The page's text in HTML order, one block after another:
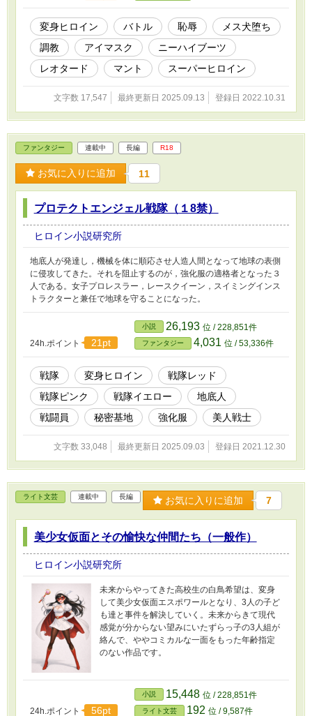
変身ヒロイン バトル 恥辱
メス犬堕ち
調教
アイマスク
ニーハイブーツ
レオタード
マント スーパーヒロイン
文字数 17,547 最終更新日 2025.09.13 登録日 2022.10.31
ファンタジー 連載中 長編 R18
お気に入りに追加 11
プロテクトエンジェル戦隊（１8禁）
ヒロイン小説研究所
地底人が発達し，機械を体に順応させ人造人間となって地球の表側
に侵攻してきた。それを阻止するのが，強化服の適格者となった３
人である。女子プロレスラー，レースクイーン，スイミングインス
トラクターと兼任で地球を守ることになった。
24h.ポイント 21pt
小説 26,193 位 / 228,851件
ファンタジー 4,031 位 / 53,336件
戦隊 変身ヒロイン
戦隊レッド
戦隊ピンク
戦隊イエロー
地底人
戦闘員
秘密基地 強化服 美人戦士
文字数 33,048 最終更新日 2025.09.03 登録日 2021.12.30
ライト文芸 連載中 長編 お気に入りに追加 7
美少女仮面とその愉快な仲間たち（一般作）
ヒロイン小説研究所
未来からやってきた高校生の白鳥希望は、変身
して美少女仮面エスポワールとなり、3人の子ど
も達と事件を解決していく。未来からきて現代
感覚が分からない望みにいたずらっ子の3人組が
絡んで、ややコミカルな一面をもった年齢指定
のない作品です。
24h.ポイント 56pt
小説 15,448 位 / 228,851件
ライト文芸 192 位 / 9,587件